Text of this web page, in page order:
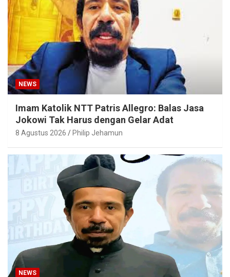
NEWS
Imam Katolik NTT Patris Allegro: Balas Jasa
Jokowi Tak Harus dengan Gelar Adat
8 Agustus 2026 Philip Jehamun
NEWS